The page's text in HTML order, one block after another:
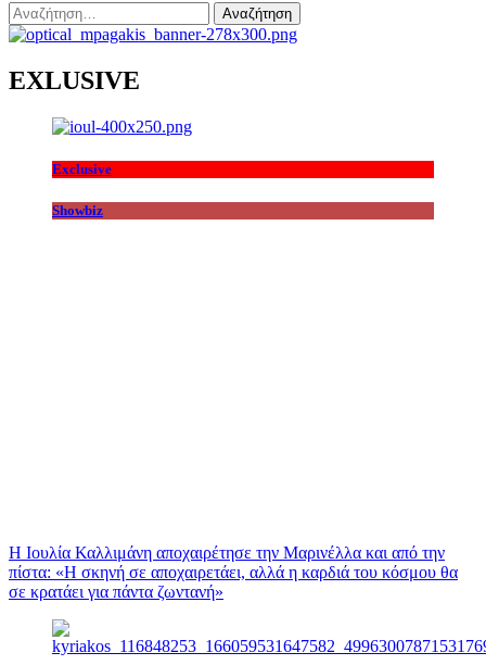
Αναζήτηση
για:
EXLUSIVE
Exclusive
Showbiz
Η Ιουλία Καλλιμάνη αποχαιρέτησε την Μαρινέλλα και από την
πίστα: «H σκηνή σε αποχαιρετάει, αλλά η καρδιά του κόσμου θα
σε κρατάει για πάντα ζωντανή»